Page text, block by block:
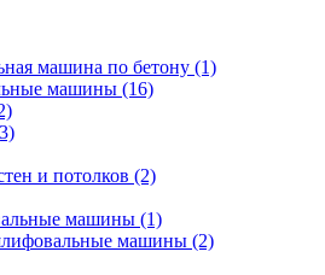
машина по бетону (1)
машины (16)
и потолков (2)
машины (1)
машины (2)